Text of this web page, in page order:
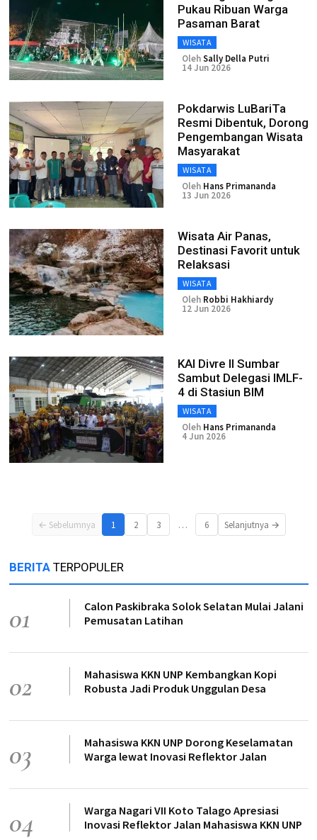
Pukau Ribuan Warga
Pasaman Barat
WISATA
OlehSally Della Putri
14 Jun 2026
Pokdarwis LuBariTa
Resmi Dibentuk, Dorong
Pengembangan Wisata
Masyarakat
WISATA
Oleh Hans Primananda
13 Jun 2026
Wisata Air Panas,
Destinasi Favorit untuk
Relaksasi
WISATA
Oleh Robbi Hakhiardy
12 Jun 2026
KAI Divre II Sumbar
Sambut Delegasi IMLF-
4 di Stasiun BIM
WISATA
Oleh Hans Primananda
4 Jun 2026
← Sebelumnya 1 2 3 … 6 Selanjutnya →
BERITA TERPOPULER
01
Calon Paskibraka Solok Selatan Mulai Jalani
Pemusatan Latihan
02
Mahasiswa KKN UNP Kembangkan Kopi
Robusta Jadi Produk Unggulan Desa
03
Mahasiswa KKN UNP Dorong Keselamatan
Warga lewat Inovasi Reflektor Jalan
04
Warga Nagari VII Koto Talago Apresiasi
Inovasi Reflektor Jalan Mahasiswa KKN UNP